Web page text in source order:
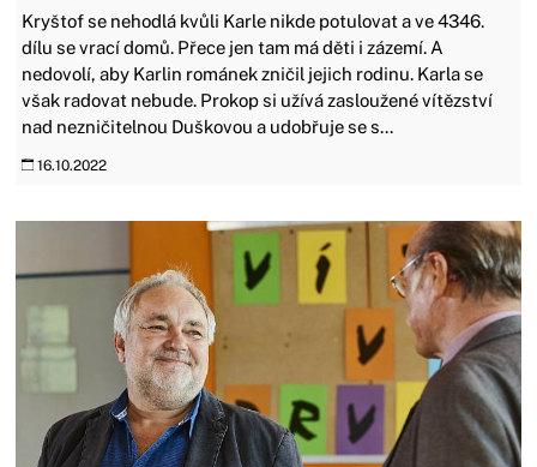
Kryštof se nehodlá kvůli Karle nikde potulovat a ve 4346.
dílu se vrací domů. Přece jen tam má děti i zázemí. A
nedovolí, aby Karlin románek zničil jejich rodinu. Karla se
však radovat nebude. Prokop si užívá zasloužené vítězství
nad nezničitelnou Duškovou a udobřuje se s...
16.10.2022